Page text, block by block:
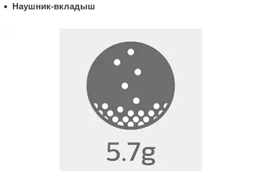
Наушник-вкладыш